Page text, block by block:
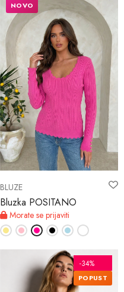
BLUZE
Bluzka POSITANO
Morate se prijaviti
NOVO
-34%
POPUST